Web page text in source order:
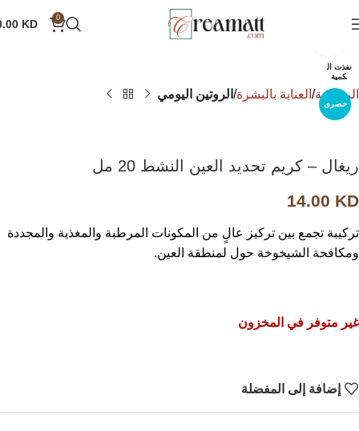
0
KD
نفذت ال
كمية
حصري
انقر للتكبير
الرئيسية العناية بالبشرة الروتين اليومي
ريغال – كريم تحديد العين النشط 20 مل
14.00 KD
تركيبة تجمع بين تركيز عالٍ من المكونات المرطبة والمغذية والمجددة
ومكافحة الشيخوخة حول لمنطقة العين.
غير متوفر في المخزون
إضافة إلى المفضلة